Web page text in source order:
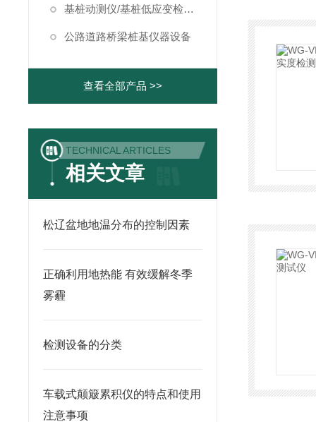
基桩动测仪/基桩低应变检测仪
公路道路桥梁桩基仪器设备
查看全部产品 >>
TECHNICAL ARTICLES
相关文章
松辽盆地地温分布的控制因素
正确利用地热能 有效缓解冬季
雾霾
检测设备的分类
车载式颠簸累积仪的特点和使用
注意事项